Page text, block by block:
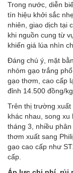
Trong nước, diễn
tín hiệu khởi sắc
nhiên, giao dịch tại
khi nguồn cung từ
khiến giá lúa nhìn
Đáng chú ý, mặt
nhóm gạo trắng
gạo thơm, cao cấp
đỉnh 14.500 đồng/
Trên thị trường
khác nhau, song
tháng 3, nhiều
thơm xuất sang
gạo cao cấp như
cấp.